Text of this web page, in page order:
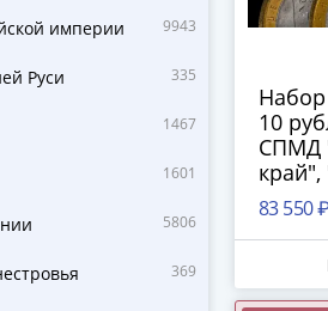
империи 9943
Руси 335
1467
1601
5806
369
10
СПМД
(ЧЯП),
83 550